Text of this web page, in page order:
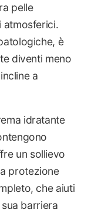
pelle
atmosferici.
è
diventi meno
a
idratante
un sollievo
protezione
che aiuti
barriera